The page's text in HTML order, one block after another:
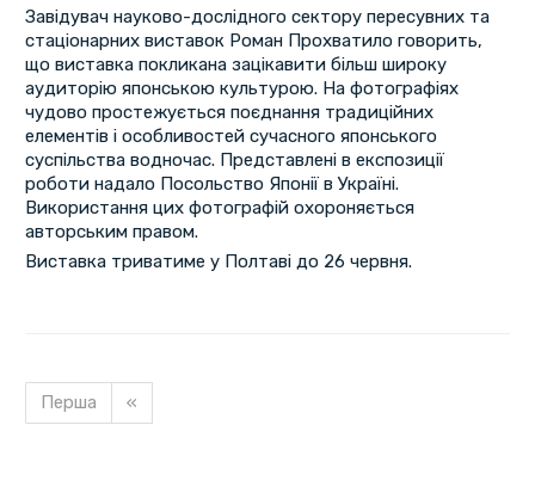
Завідувач науково-дослідного сектору пересувних та
стаціонарних виставок Роман Прохватило говорить,
що виставка покликана зацікавити більш широку
аудиторію японською культурою. На фотографіях
чудово простежується поєднання традиційних
елементів і особливостей сучасного японського
суспільства водночас. Представлені в експозиції
роботи надало Посольство Японії в Україні.
Використання цих фотографій охороняється
авторським правом.
Виставка триватиме у Полтаві до 26 червня.
Перша «